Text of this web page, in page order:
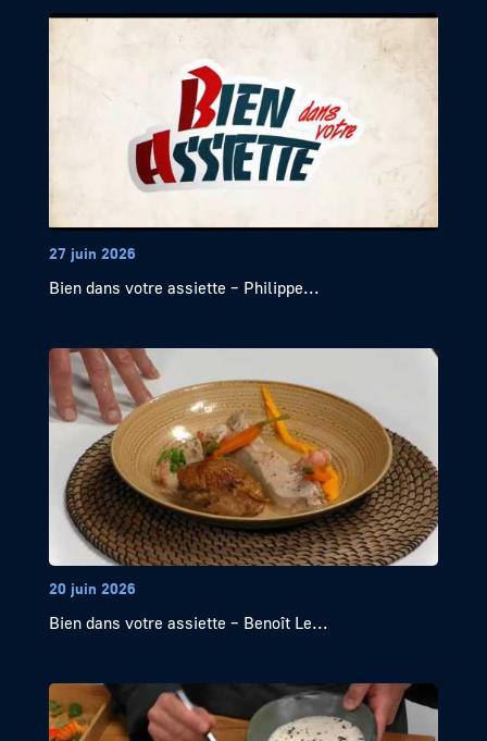
27 juin 2026
Bien dans votre assiette – Philippe...
20 juin 2026
Bien dans votre assiette – Benoît Le...